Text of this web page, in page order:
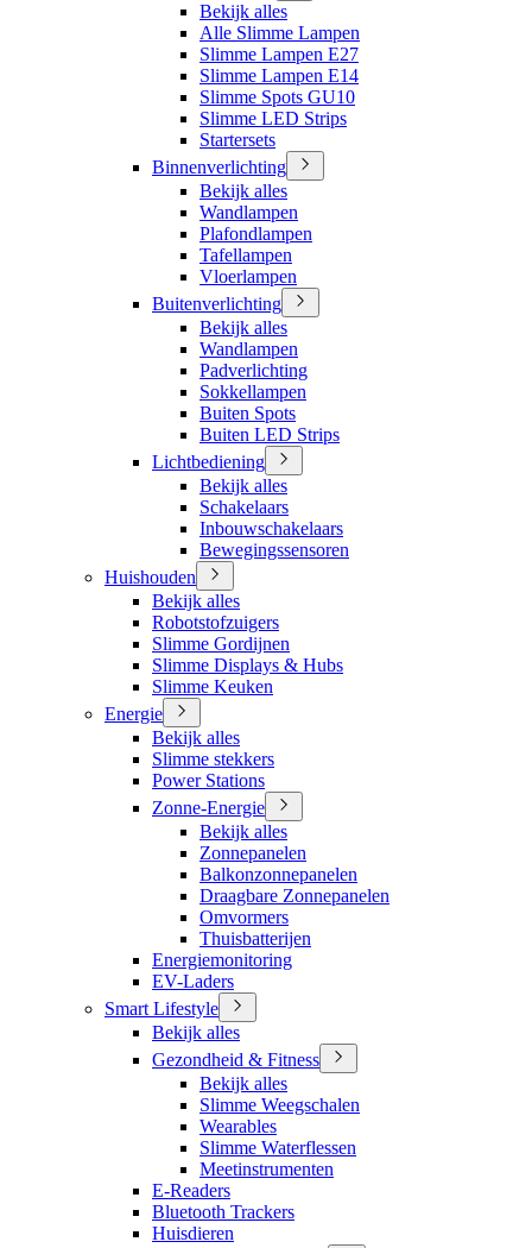
Bekijk alles
Alle Slimme Lampen
Slimme Lampen E27
Slimme Lampen E14
Slimme Spots GU10
Slimme LED Strips
Startersets
Binnenverlichting
Bekijk alles
Wandlampen
Plafondlampen
Tafellampen
Vloerlampen
Buitenverlichting
Bekijk alles
Wandlampen
Padverlichting
Sokkellampen
Buiten Spots
Buiten LED Strips
Lichtbediening
Bekijk alles
Schakelaars
Inbouwschakelaars
Bewegingssensoren
Huishouden
Bekijk alles
Robotstofzuigers
Slimme Gordijnen
Slimme Displays & Hubs
Slimme Keuken
Energie
Bekijk alles
Slimme stekkers
Power Stations
Zonne-Energie
Bekijk alles
Zonnepanelen
Balkonzonnepanelen
Draagbare Zonnepanelen
Omvormers
Thuisbatterijen
Energiemonitoring
EV-Laders
Smart Lifestyle
Bekijk alles
Gezondheid & Fitness
Bekijk alles
Slimme Weegschalen
Wearables
Slimme Waterflessen
Meetinstrumenten
E-Readers
Bluetooth Trackers
Huisdieren